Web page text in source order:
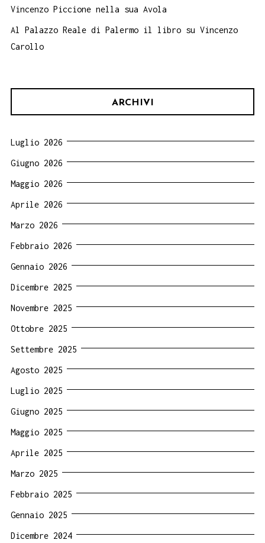
Vincenzo Piccione nella sua Avola
Al Palazzo Reale di Palermo il libro su Vincenzo
Carollo
ARCHIVI
Luglio 2026
Giugno 2026
Maggio 2026
Aprile 2026
Marzo 2026
Febbraio 2026
Gennaio 2026
Dicembre 2025
Novembre 2025
Ottobre 2025
Settembre 2025
Agosto 2025
Luglio 2025
Giugno 2025
Maggio 2025
Aprile 2025
Marzo 2025
Febbraio 2025
Gennaio 2025
Dicembre 2024